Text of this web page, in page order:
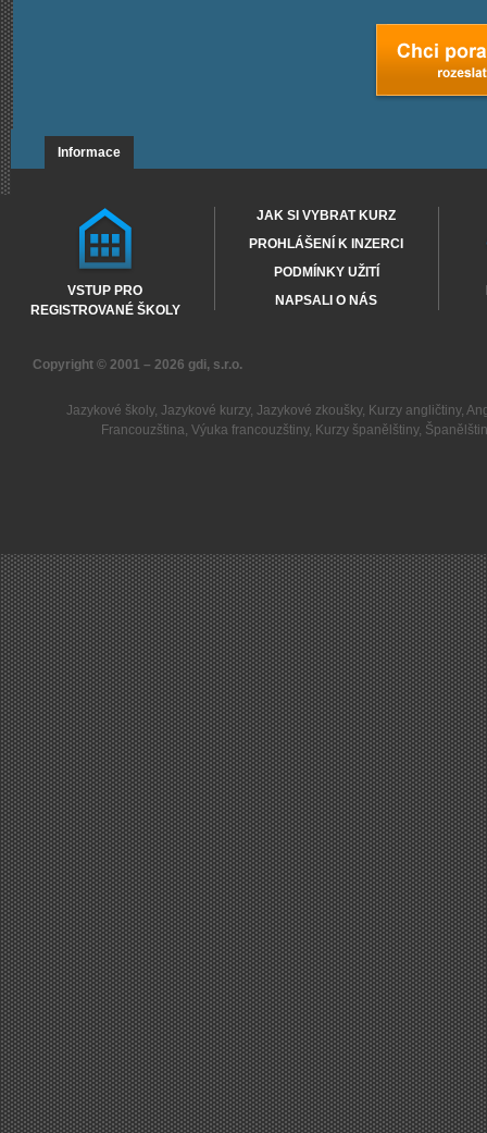
Informace
VSTUP PRO
REGISTROVANÉ ŠKOLY
JAK SI VYBRAT KURZ
PROHLÁŠENÍ K INZERCI
PODMÍNKY UŽITÍ
NAPSALI O NÁS
Copyright © 2001 – 2026 gdi, s.r.o.
Jazykové školy, Jazykové kurzy, Jazykové zkoušky, Kurzy angličtiny,
Francouzština,Výuka francouzštiny, Kurzy španělštiny,